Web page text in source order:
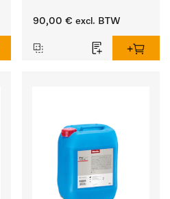
vetvlekken.
90,00 € excl. BTW